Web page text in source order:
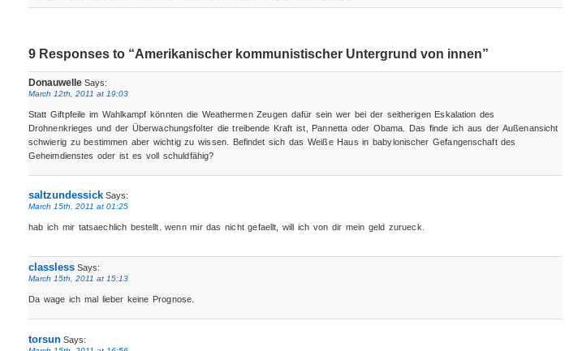
9 Responses to “Amerikanischer kommunistischer Untergrund von innen”
DonauwelleSays:
March 12th, 2011 at 19:03
Statt Giftpfeile im Wahlkampf könnten die Weathermen Zeugen dafür sein wer bei der seitherigen Eskalation des
Drohnenkrieges und der Überwachungsfolter die treibende Kraft ist, Pannetta oder Obama. Das finde ich aus der Außenansicht
schwierig zu bestimmen aber wichtig zu wissen. Befindet sich das Weiße Haus in babylonischer Gefangenschaft des
Geheimdienstes oder ist es voll schuldfähig?
saltzundessickSays:
March 15th, 2011 at 01:25
hab ich mir tatsaechlich bestellt. wenn mir das nicht gefaellt, will ich von dir mein geld zurueck.
classlessSays:
March 15th, 2011 at 15:13
Da wage ich mal lieber keine Prognose.
torsunSays: